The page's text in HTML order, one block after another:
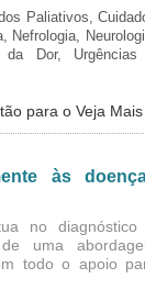
Paliativos,
Nefrologia,
da Dor,
às
no diagnóstico
uma
todo o apoio